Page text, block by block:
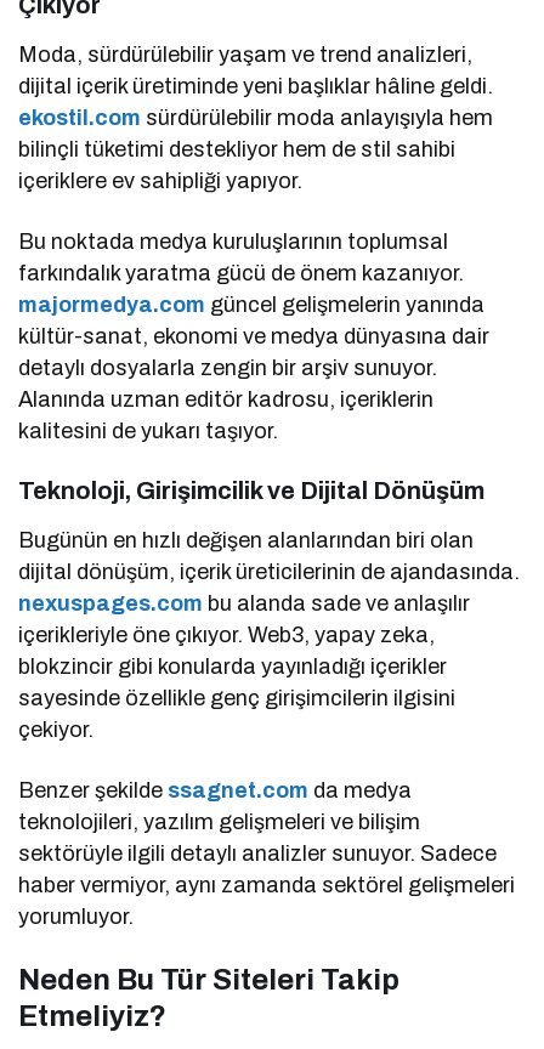
Çıkıyor
Moda, sürdürülebilir yaşam ve trend analizleri,
dijital içerik üretiminde yeni başlıklar hâline geldi.
ekostil.com sürdürülebilir moda anlayışıyla hem
bilinçli tüketimi destekliyor hem de stil sahibi
içeriklere ev sahipliği yapıyor.
Bu noktada medya kuruluşlarının toplumsal
farkındalık yaratma gücü de önem kazanıyor.
majormedya.com güncel gelişmelerin yanında
kültür-sanat, ekonomi ve medya dünyasına dair
detaylı dosyalarla zengin bir arşiv sunuyor.
Alanında uzman editör kadrosu, içeriklerin
kalitesini de yukarı taşıyor.
Teknoloji, Girişimcilik ve Dijital Dönüşüm
Bugünün en hızlı değişen alanlarından biri olan
dijital dönüşüm, içerik üreticilerinin de ajandasında.
nexuspages.com bu alanda sade ve anlaşılır
içerikleriyle öne çıkıyor. Web3, yapay zeka,
blokzincir gibi konularda yayınladığı içerikler
sayesinde özellikle genç girişimcilerin ilgisini
çekiyor.
Benzer şekilde ssagnet.com da medya
teknolojileri, yazılım gelişmeleri ve bilişim
sektörüyle ilgili detaylı analizler sunuyor. Sadece
haber vermiyor, aynı zamanda sektörel gelişmeleri
yorumluyor.
Neden Bu Tür Siteleri Takip
Etmeliyiz?